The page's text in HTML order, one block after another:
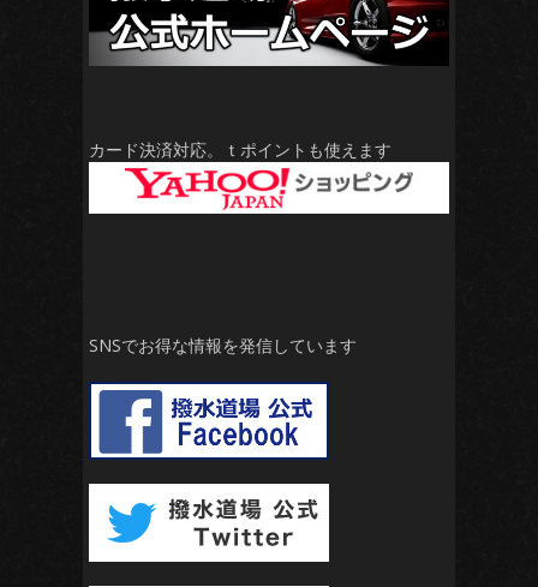
カード決済対応。ｔポイントも使えます
SNSでお得な情報を発信しています